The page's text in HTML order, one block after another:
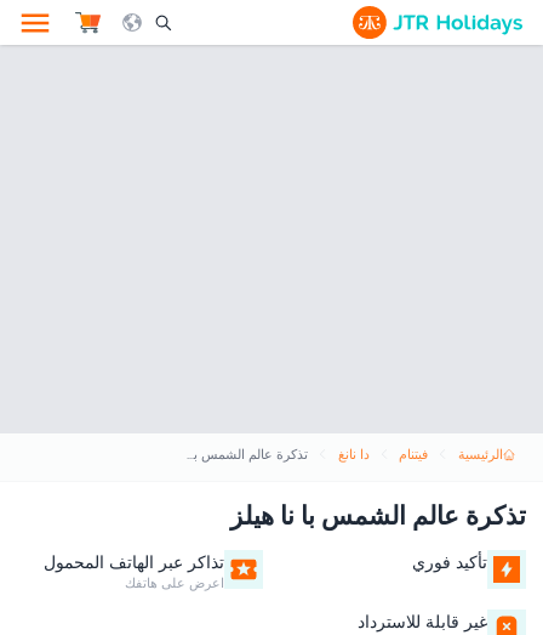
Search Opener Icon
الرئيسية فيتنام دا نانغ تذكرة عالم الشمس با نا هيلز
تذكرة عالم الشمس با نا هيلز
تأكيد فوري تذاكر عبر الهاتف المحمول
اعرض على هاتفك
غير قابلة للاسترداد